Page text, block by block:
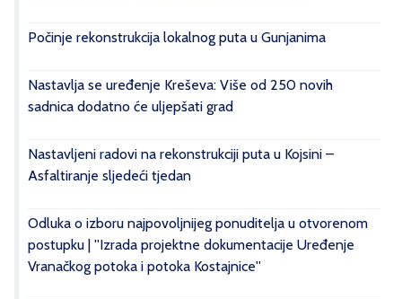
Počinje rekonstrukcija lokalnog puta u Gunjanima
Nastavlja se uređenje Kreševa: Više od 250 novih
sadnica dodatno će uljepšati grad
Nastavljeni radovi na rekonstrukciji puta u Kojsini –
Asfaltiranje sljedeći tjedan
Odluka o izboru najpovoljnijeg ponuditelja u otvorenom
postupku | ''Izrada projektne dokumentacije Uređenje
Vranačkog potoka i potoka Kostajnice''